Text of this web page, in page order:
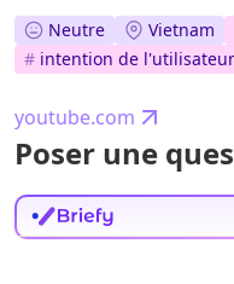
Neutre Vietnam
# intention de l'utilisateur
youtube.com
Poser une